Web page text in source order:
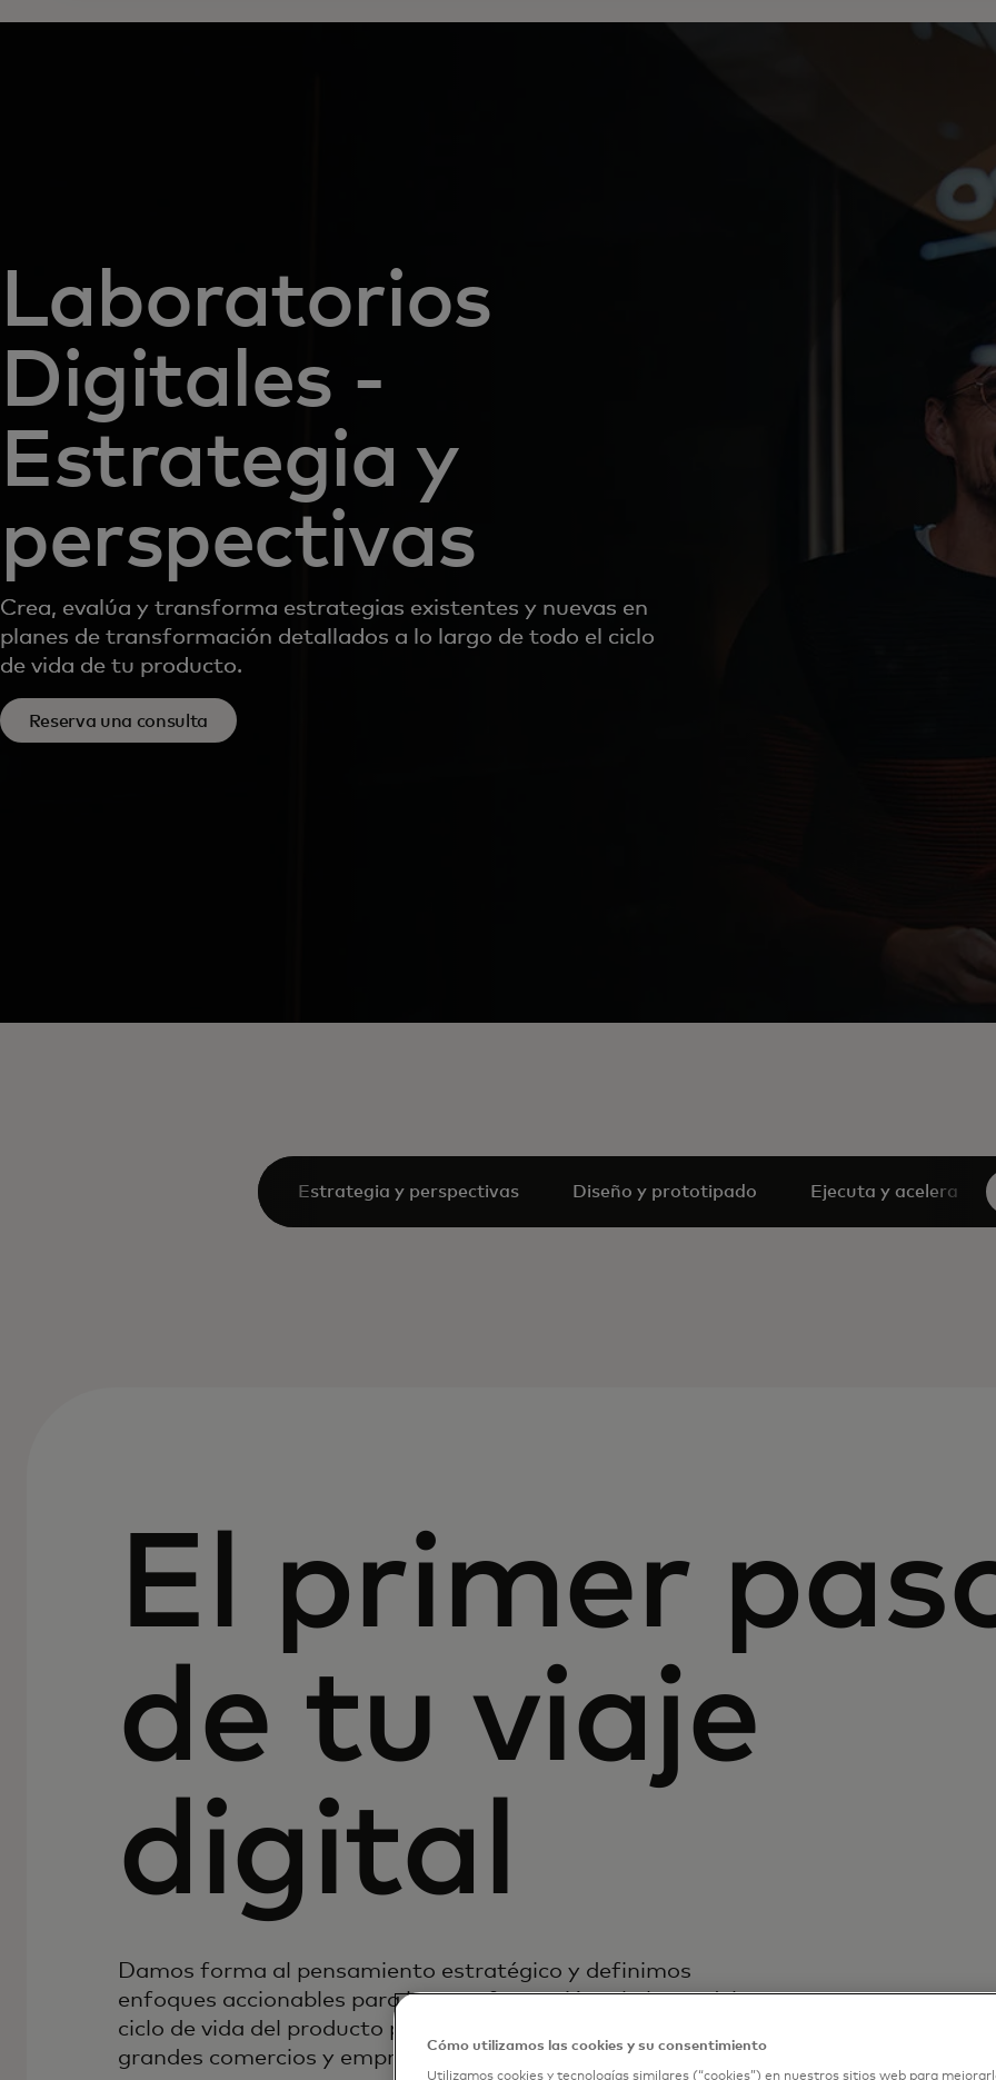
Laboratorios
Digitales -
Estrategia y
perspectivas
Crea, evalúa y transforma estrategias existentes y nuevas en
planes de transformación detallados a lo largo de todo el ciclo
de vida de tu producto.
Reserva una consulta
Estrategia y perspectivas Diseño y prototipado Ejecuta y acelera
El primer
de tu viaje
digital
Damos forma al pensamiento estratégico y definimos
enfoques accionables para la transformación a lo largo del
ciclo de vida del producto para instituciones financieras,
grandes comercios y empresas fintech.
Cómo utilizamos las cookies y su consentimiento
Utilizamos cookies y tecnologías similares (“cookies”) en nuestros sitios web para